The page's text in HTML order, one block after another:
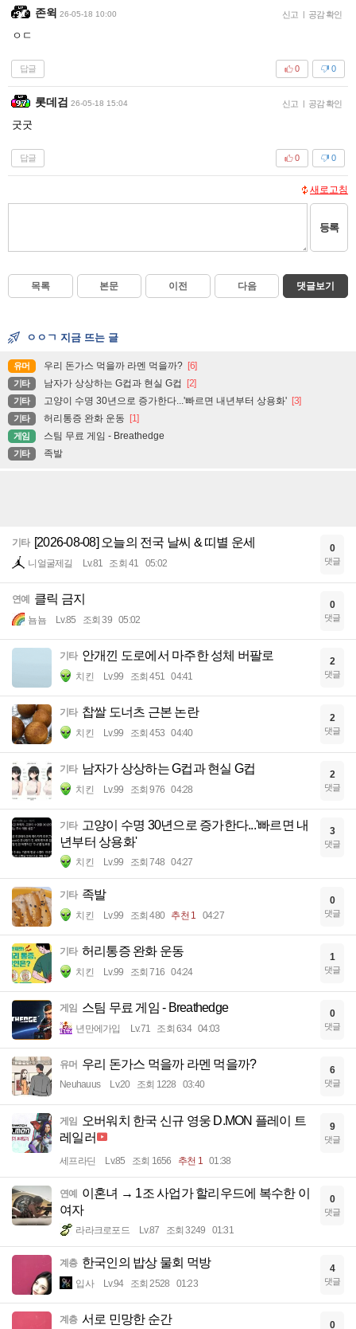
존윅 26-05-18 10:00 신고 | 공감 확인
ㅇㄷ
답글 0
0
롯데검 26-05-18 15:04 신고 | 공감 확인
굿굿
답글 0
0
새로고침
등록
목록 본문 이전 다음 댓글보기
ㅇㅇㄱ 지금 뜨는 글
유머 우리 돈가스 먹을까 라멘 먹을까? [6]
기타 남자가 상상하는 G컵과 현실 G컵 [2]
기타 고양이 수명 30년으로 증가한다...'빠르면 내년부터 상용화' [3]
기타 허리통증 완화 운동 [1]
게임 스팀 무료 게임 - Breathedge
기타 족발
기타 [2026-08-08] 오늘의 전국 날씨 & 띠별 운세
니얼굴제길 Lv.81 조회 41 05:02
0
댓글
연예 클릭 금지
뇸뇸 Lv.85 조회 39 05:02
0
댓글
기타 안개낀 도로에서 마주한 성체 버팔로
치킨 Lv.99 조회 451 04:41
2
댓글
기타 찹쌀 도너츠 근본 논란
치킨 Lv.99 조회 453 04:40
2
댓글
기타 남자가 상상하는 G컵과 현실 G컵
치킨 Lv.99 조회 976 04:28
2
댓글
기타 고양이 수명 30년으로 증가한다...'빠르면 내
년부터 상용화'
치킨 Lv.99 조회 748 04:27
3
댓글
기타 족발
치킨 Lv.99 조회 480 추천 1 04:27
0
댓글
기타 허리통증 완화 운동
치킨 Lv.99 조회 716 04:24
1
댓글
게임 스팀 무료 게임 - Breathedge
년만에가입 Lv.71 조회 634 04:03
0
댓글
유머 우리 돈가스 먹을까 라멘 먹을까?
Neuhauus Lv.20 조회 1228 03:40
6
댓글
게임 오버워치 한국 신규 영웅 D.MON 플레이 트
레일러
세프라딘 Lv.85 조회 1656 추천 1 01:38
9
댓글
연예 이혼녀 → 1조 사업가 할리우드에 복수한 이
여자
라라크로포드 Lv.87 조회 3249 01:31
0
댓글
계층 한국인의 밥상 물회 먹방
입사 Lv.94 조회 2528 01:23
4
댓글
계층 서로 민망한 순간 0